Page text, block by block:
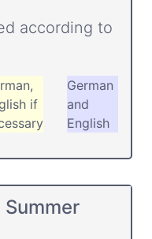
according to
if
German
and
English